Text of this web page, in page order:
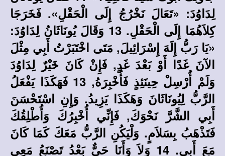
لِدَاوُدَ: «تَعَالَ نَخْرُجُ إِلَى الْحَقْلِ». فَخَرَجَا
كِلاَهُمَا إِلَى الْحَقْلِ. 13 وَقَالَ يُونَاثَانُ لِدَاوُدَ:
«يَا رَبُّ إِلَهَ إِسْرَائِيلَ, مَتَى اخْتَبَرْتُ أَبِي مِثْلَ
الآنَ غَدًا أَوْ بَعْدَ غَدٍ, فَإِنْ كَانَ خَيْرٌ لِدَاوُدَ
وَلَمْ أُرْسِلْ حِينَئِذٍ فَأُخْبِرَهُ, 13 فَهَكَذَا يَفْعَلُ
الرَّبُّ لِيُونَاثَانَ وَهَكَذَا يَزِيدُ. وَإِنِ اسْتَحْسَنَ
أَبِي الشَّرَّ نَحْوَكَ, فَإِنِّي أُخْبِرُكَ وَأُطْلِقُكَ
فَتَذْهَبُ بِسَلاَمٍ. وَلْيَكُنِ الرَّبُّ مَعَكَ كَمَا كَانَ
مَعَ أَبِي. 14 وَلاَ وَأَنَا حَيٌّ بَعْدُ تَصْنَعُ مَعِي